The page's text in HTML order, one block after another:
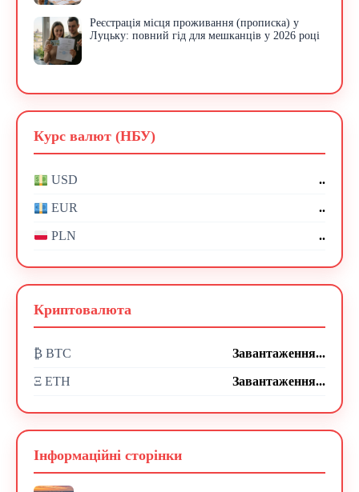
Реєстрація місця проживання (прописка) у
Луцьку: повний гід для мешканців у 2026 році
Курс валют (НБУ)
USD ..
EUR ..
PLN ..
Криптовалюта
₿ BTC Завантаження...
Ξ ETH Завантаження...
Інформаційні сторінки